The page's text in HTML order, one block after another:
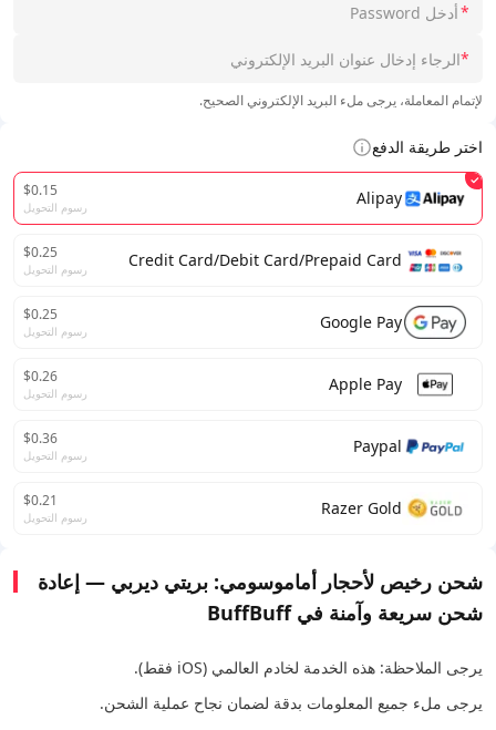
*
*
لإتمام المعاملة، يرجى ملء البريد الإلكتروني الصحيح.
اختر طريقة الدفع
Alipay
$0.15
رسوم التحويل
Credit Card/Debit Card/Prepaid Card
$0.25
رسوم التحويل
Google Pay
$0.25
رسوم التحويل
Apple Pay
$0.26
رسوم التحويل
Paypal
$0.36
رسوم التحويل
Razer Gold
$0.21
رسوم التحويل
شحن رخيص لأحجار أماموسومي: بريتي ديربي — إعادة
شحن سريعة وآمنة في BuffBuff
يرجى الملاحظة: هذه الخدمة لخادم العالمي (iOS فقط).
يرجى ملء جميع المعلومات بدقة لضمان نجاح عملية الشحن.